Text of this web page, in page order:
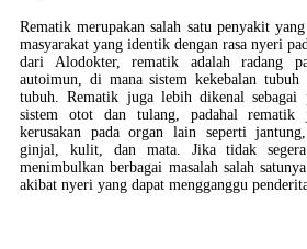
Rematik merupakan salah satu penyakit
masyarakat yang identik dengan rasa nyeri
dari Alodokter, rematik adalah radang
autoimun, di mana sistem kekebalan tubuh
tubuh. Rematik juga lebih dikenal sebagai
sistem otot dan tulang, padahal rematik
kerusakan pada organ lain seperti
ginjal, kulit, dan mata. Jika tidak
menimbulkan berbagai masalah salah
akibat nyeri yang dapat mengganggu